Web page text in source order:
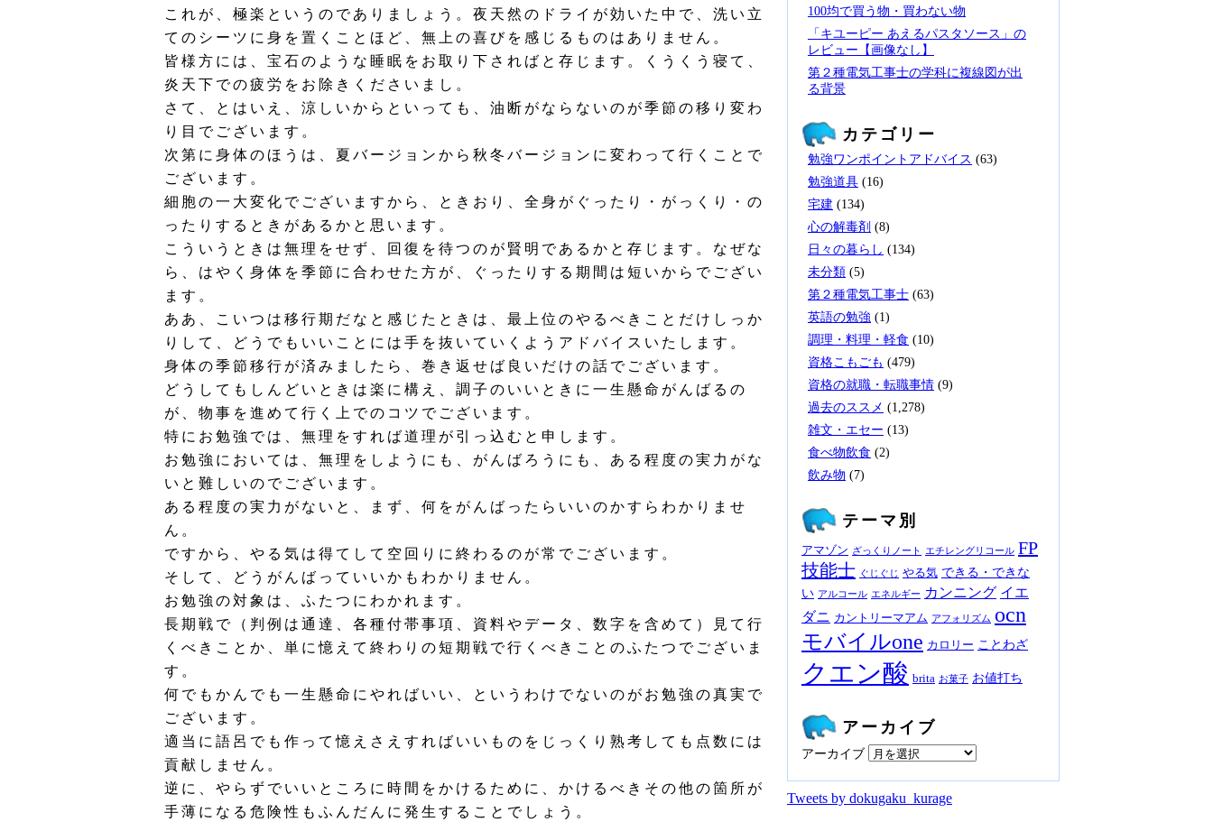
これが、極楽というのでありましょう。夜天然のドライが効いた中で、洗い立
てのシーツに身を置くことほど、無上の喜びを感じるものはありません。
皆様方には、宝石のような睡眠をお取り下さればと存じます。くうくう寝て、
炎天下での疲労をお除きくださいまし。
さて、とはいえ、涼しいからといっても、油断がならないのが季節の移り変わ
り目でございます。
次第に身体のほうは、夏バージョンから秋冬バージョンに変わって行くことで
ございます。
細胞の一大変化でございますから、ときおり、全身がぐったり・がっくり・の
ったりするときがあるかと思います。
こういうときは無理をせず、回復を待つのが賢明であるかと存じます。なぜな
ら、はやく身体を季節に合わせた方が、ぐったりする期間は短いからでござい
ます。
ああ、こいつは移行期だなと感じたときは、最上位のやるべきことだけしっか
りして、どうでもいいことには手を抜いていくようアドバイスいたします。
身体の季節移行が済みましたら、巻き返せば良いだけの話でございます。
どうしてもしんどいときは楽に構え、調子のいいときに一生懸命がんばるの
が、物事を進めて行く上でのコツでございます。
特にお勉強では、無理をすれば道理が引っ込むと申します。
お勉強においては、無理をしようにも、がんばろうにも、ある程度の実力がな
いと難しいのでございます。
ある程度の実力がないと、まず、何をがんばったらいいのかすらわかりませ
ん。
ですから、やる気は得てして空回りに終わるのが常でございます。
そして、どうがんばっていいかもわかりません。
お勉強の対象は、ふたつにわかれます。
長期戦で（判例は通達、各種付帯事項、資料やデータ、数字を含めて）見て行
くべきことか、単に憶えて終わりの短期戦で行くべきことのふたつでございま
す。
何でもかんでも一生懸命にやればいい、というわけでないのがお勉強の真実で
ございます。
適当に語呂でも作って憶えさえすればいいものをじっくり熟考しても点数には
貢献しません。
逆に、やらずでいいところに時間をかけるために、かけるべきその他の箇所が
手薄になる危険性もふんだんに発生することでしょう。
100均で買う物・買わない物
「キユーピー あえるパスタソース」の
レビュー【画像なし】
第２種電気工事士の学科に複線図が出
る背景
カテゴリー
勉強ワンポイントアドバイス (63)
勉強道具 (16)
宅建 (134)
心の解毒剤 (8)
日々の暮らし (134)
未分類 (5)
第２種電気工事士 (63)
英語の勉強 (1)
調理・料理・軽食 (10)
資格こもごも (479)
資格の就職・転職事情 (9)
過去のススメ (1,278)
雑文・エセー (13)
食べ物飲食 (2)
飲み物 (7)
テーマ別
アマゾン ざっくりノート エチレングリコール FP
技能士 ぐじぐじ やる気 できる・できな
い アルコール エネルギー カンニング イエ
ダニ カントリーマアム アフォリズム ocn
モバイルone カロリー ことわざ
クエン酸 brita お菓子 お値打ち
アーカイブ
アーカイブ
Tweets by dokugaku_kurage